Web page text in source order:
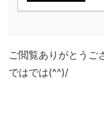
ご閲覧ありがとうご
ではでは(^^)/